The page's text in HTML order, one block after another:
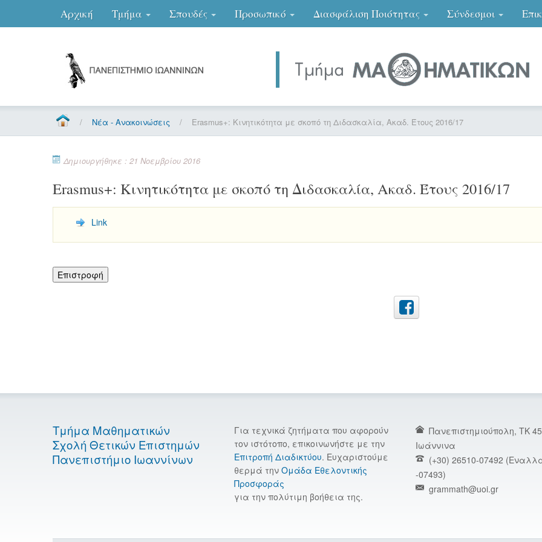
Αρχική Τμήμα Σπουδές Προσωπικό Διασφάλιση Ποιότητας Σύνδεσμοι
/ Νέα - Ανακοινώσεις / Erasmus+: Κινητικότητα με σκοπό τη Διδασκαλία, Ακαδ. Έτους 2016/17
Δημιουργήθηκε : 21 Νοεμβρίου 2016
Erasmus+: Κινητικότητα με σκοπό τη Διδασκαλία, Ακαδ. Έτους 2016/17
Link
Επιστροφή
Τμήμα Μαθηματικών
Σχολή Θετικών Επιστημών
Πανεπιστήμιο Ιωαννίνων
Για τεχνικά ζητήματα που αφορούν
τον ιστότοπο, επικοινωνήστε με την
Επιτροπή Διαδικτύου. Ευχαριστούμε
θερμά την Ομάδα Εθελοντικής
Προσφοράς
για την πολύτιμη βοήθεια της.
Πανεπιστημιούπολη, TK
Ιωάννινα
(+30) 26510-07492
-07493)
grammath@uoi.gr